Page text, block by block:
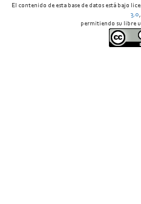
El contenido de esta base de datos está bajo
3.0,
permitiendo su libre